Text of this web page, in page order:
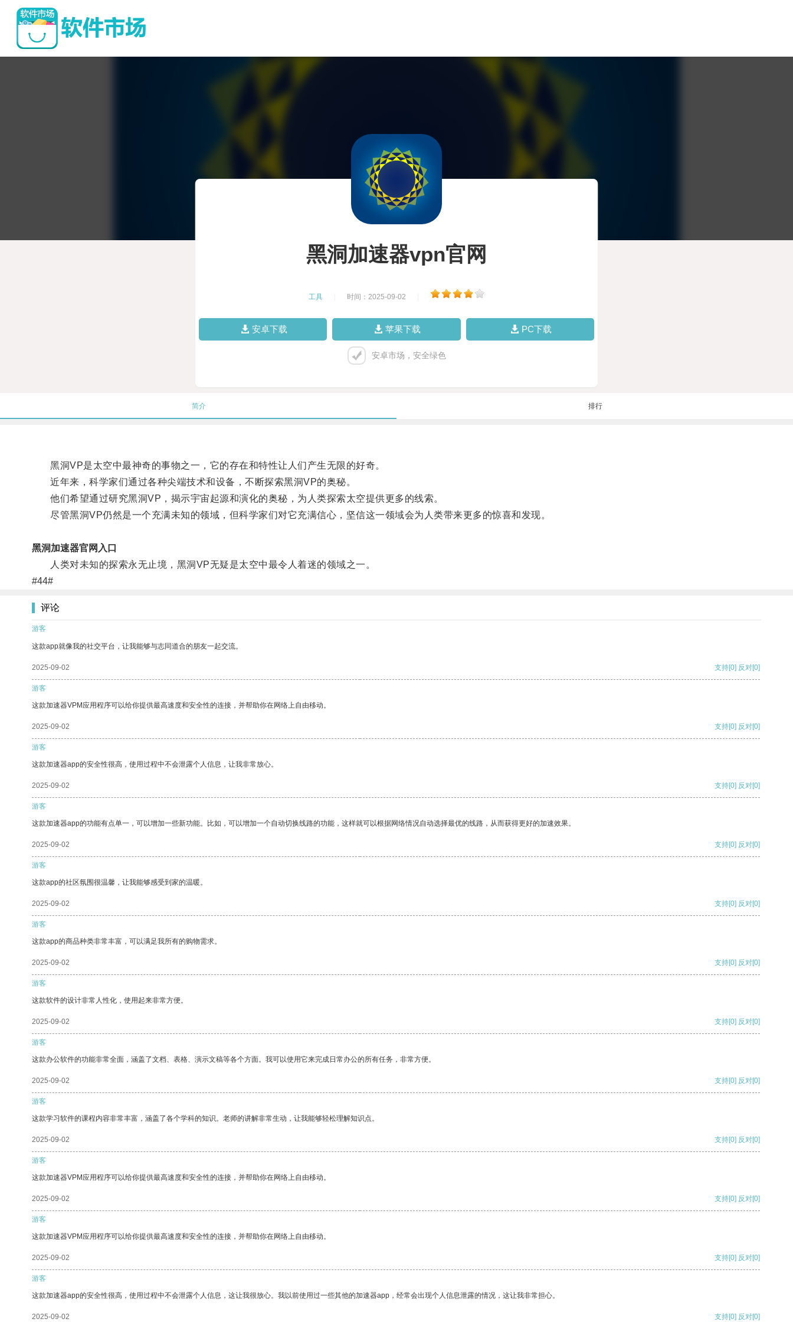
黑洞加速器vpn官网
工具 时间：2025-09-02
安卓下载 苹果下载 PC下载
安卓市场，安全绿色
简介 排行
黑洞VP是太空中最神奇的事物之一，它的存在和特性让人们产生无限的好奇。
近年来，科学家们通过各种尖端技术和设备，不断探索黑洞VP的奥秘。
他们希望通过研究黑洞VP，揭示宇宙起源和演化的奥秘，为人类探索太空提供更多的线索。
尽管黑洞VP仍然是一个充满未知的领域，但科学家们对它充满信心，坚信这一领域会为人类带来更多的惊喜和发现。
黑洞加速器官网入口
人类对未知的探索永无止境，黑洞VP无疑是太空中最令人着迷的领域之一。
#44#
评论
游客
这款app就像我的社交平台，让我能够与志同道合的朋友一起交流。
2025-09-02 支持[0] 反对[0]
游客
这款加速器VPM应用程序可以给你提供最高速度和安全性的连接，并帮助你在网络上自由移动。
2025-09-02 支持[0] 反对[0]
游客
这款加速器app的安全性很高，使用过程中不会泄露个人信息，让我非常放心。
2025-09-02 支持[0] 反对[0]
游客
这款加速器app的功能有点单一，可以增加一些新功能。比如，可以增加一个自动切换线路的功能，这样就可以根据网络情况自动选择最优的线路，从而获得更好的加速效果。
2025-09-02 支持[0] 反对[0]
游客
这款app的社区氛围很温馨，让我能够感受到家的温暖。
2025-09-02 支持[0] 反对[0]
游客
这款app的商品种类非常丰富，可以满足我所有的购物需求。
2025-09-02 支持[0] 反对[0]
游客
这款软件的设计非常人性化，使用起来非常方便。
2025-09-02 支持[0] 反对[0]
游客
这款办公软件的功能非常全面，涵盖了文档、表格、演示文稿等各个方面。我可以使用它来完成日常办公的所有任务，非常方便。
2025-09-02 支持[0] 反对[0]
游客
这款学习软件的课程内容非常丰富，涵盖了各个学科的知识。老师的讲解非常生动，让我能够轻松理解知识点。
2025-09-02 支持[0] 反对[0]
游客
这款加速器VPM应用程序可以给你提供最高速度和安全性的连接，并帮助你在网络上自由移动。
2025-09-02 支持[0] 反对[0]
游客
这款加速器VPM应用程序可以给你提供最高速度和安全性的连接，并帮助你在网络上自由移动。
2025-09-02 支持[0] 反对[0]
游客
这款加速器app的安全性很高，使用过程中不会泄露个人信息，这让我很放心。我以前使用过一些其他的加速器app，经常会出现个人信息泄露的情况，这让我非常担心。
2025-09-02 支持[0] 反对[0]